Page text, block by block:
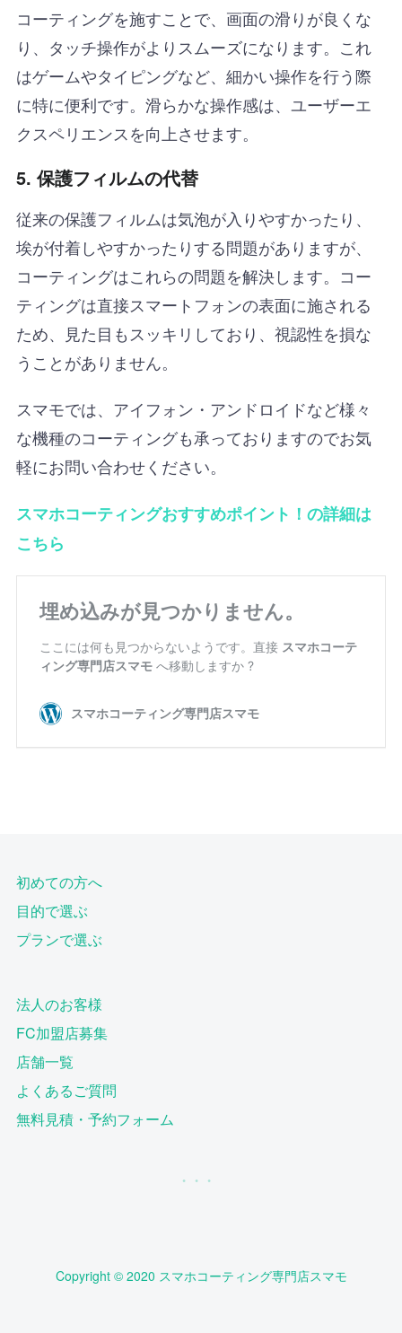
コーティングを施すことで、画面の滑りが良くな
り、タッチ操作がよりスムーズになります。これ
はゲームやタイピングなど、細かい操作を行う際
に特に便利です。滑らかな操作感は、ユーザーエ
クスペリエンスを向上させます。
5. 保護フィルムの代替
従来の保護フィルムは気泡が入りやすかったり、
埃が付着しやすかったりする問題がありますが、
コーティングはこれらの問題を解決します。コー
ティングは直接スマートフォンの表面に施される
ため、見た目もスッキリしており、視認性を損な
うことがありません。
スマモでは、アイフォン・アンドロイドなど様々
な機種のコーティングも承っておりますのでお気
軽にお問い合わせください。
スマホコーティングおすすめポイント！の詳細は
こちら
初めての方へ
目的で選ぶ
プランで選ぶ
法人のお客様
FC加盟店募集
店舗一覧
よくあるご質問
無料見積・予約フォーム
Copyright © 2020 スマホコーティング専門店スマモ